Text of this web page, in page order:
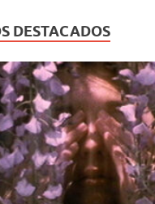
DESTACADOS